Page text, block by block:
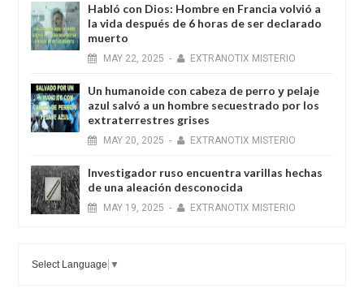
Habló con Dios: Hombre en Francia volvió a
la vida después de 6 horas de ser declarado
muerto
MAY 22, 2025 - EXTRANOTIX MISTERIO
Un humanoide con cabeza de perro у pelaje
azul salvó a un hombre secuestrado por los
extraterrestres grises
MAY 20, 2025 - EXTRANOTIX MISTERIO
Investigador ruso encuentra varillas hechas
de una aleación desconocida
MAY 19, 2025 - EXTRANOTIX MISTERIO
Select Language ▼